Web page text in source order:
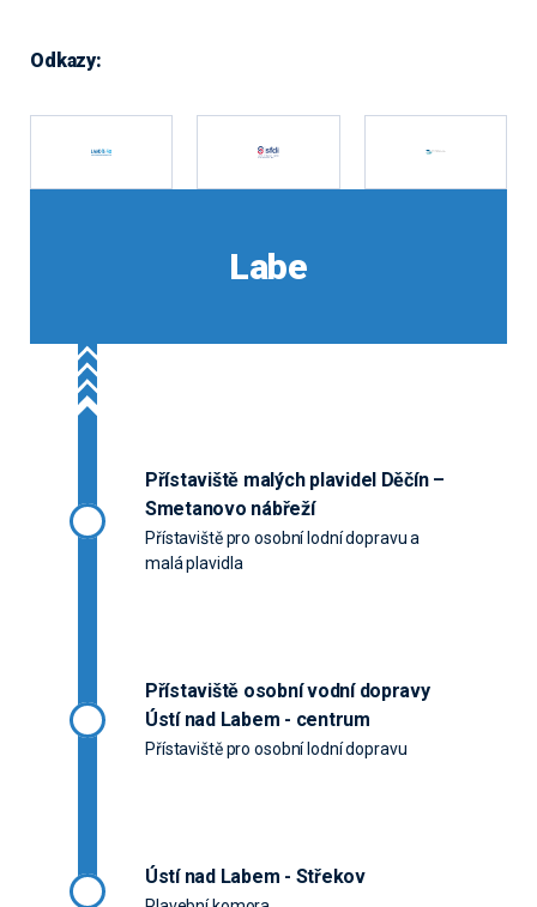
Odkazy:
Labe
Přístaviště malých plavidel Děčín –
Smetanovo nábřeží
Přístaviště pro osobní lodní dopravu a
malá plavidla
Přístaviště osobní vodní dopravy
Ústí nad Labem - centrum
Přístaviště pro osobní lodní dopravu
Ústí nad Labem - Střekov